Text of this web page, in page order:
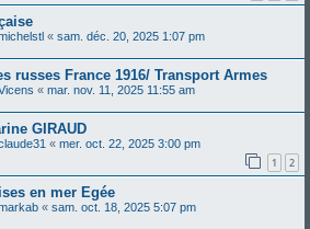
« sam. déc. 20, 2025 1:07 pm
russes France 1916/ Transport Armes
« mar. nov. 11, 2025 11:55 am
GIRAUD
« mer. oct. 22, 2025 3:00 pm
1 2
en mer Egée
« sam. oct. 18, 2025 5:07 pm